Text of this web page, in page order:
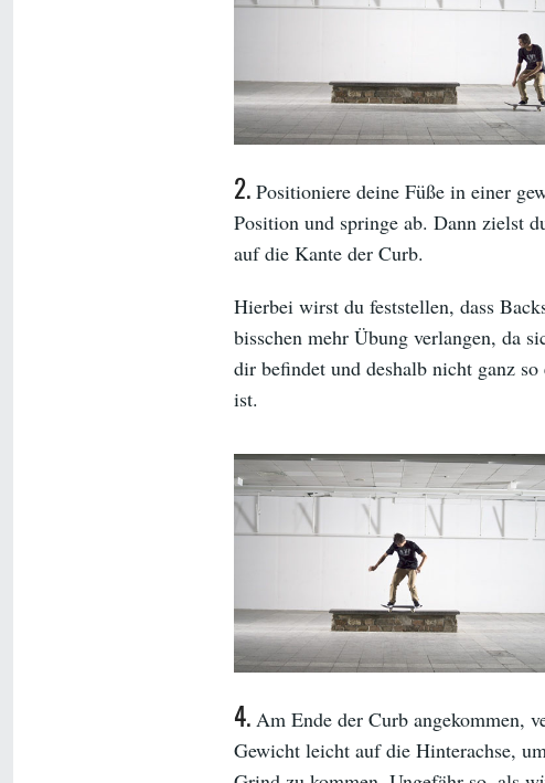
2. Positioniere deine Füße in einer
Position und springe ab. Dann zielst
auf die Kante der Curb.
Hierbei wirst du feststellen, dass
bisschen mehr Übung verlangen, da
dir befindet und deshalb nicht ganz
ist.
4. Am Ende der Curb angekommen,
Gewicht leicht auf die Hinterachse,